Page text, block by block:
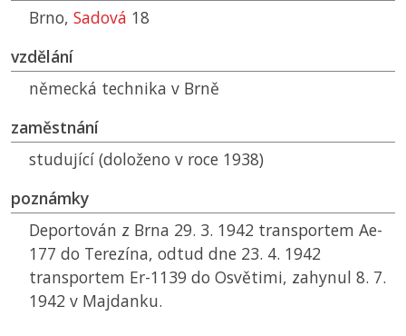
Brno, Sadová 18
vzdělání
německá technika v Brně
zaměstnání
studující (doloženo v roce 1938)
poznámky
Deportován z Brna 29. 3. 1942 transportem Ae-
177 do Terezína, odtud dne 23. 4. 1942
transportem Er-1139 do Osvětimi, zahynul 8. 7.
1942 v Majdanku.